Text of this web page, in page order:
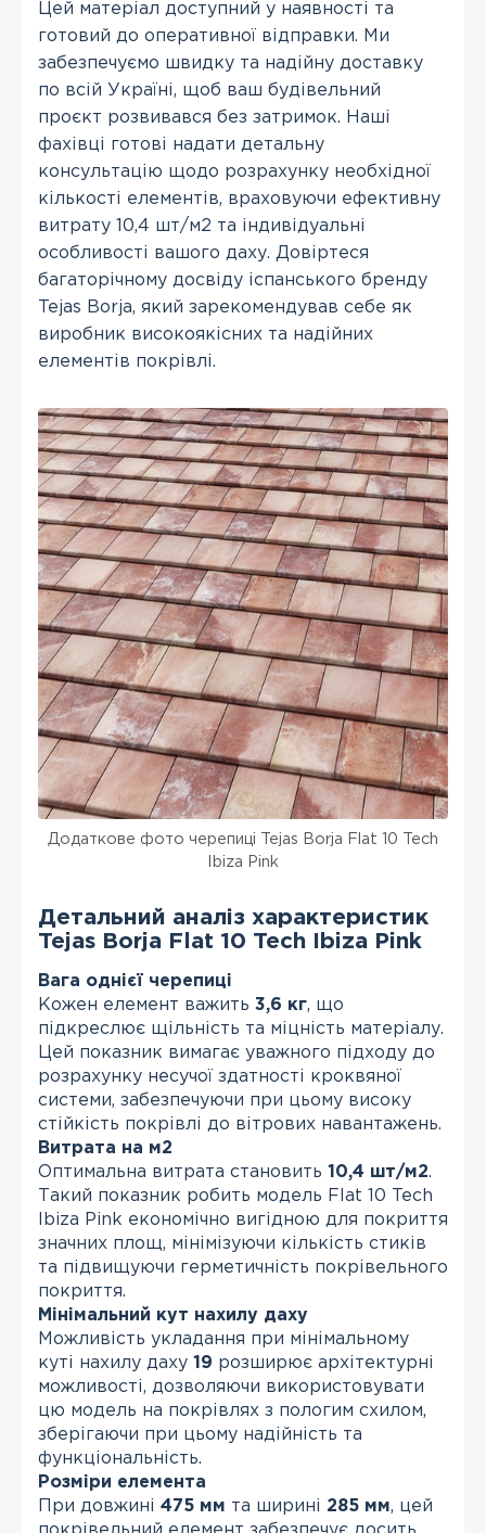
Цей матеріал доступний у наявності та
готовий до оперативної відправки. Ми
забезпечуємо швидку та надійну доставку
по всій Україні, щоб ваш будівельний
проєкт розвивався без затримок. Наші
фахівці готові надати детальну
консультацію щодо розрахунку необхідної
кількості елементів, враховуючи ефективну
витрату 10,4 шт/м2 та індивідуальні
особливості вашого даху. Довіртеся
багаторічному досвіду іспанського бренду
Tejas Borja, який зарекомендував себе як
виробник високоякісних та надійних
елементів покрівлі.
Додаткове фото черепиці Tejas Borja Flat 10 Tech
Ibiza Pink
Детальний аналіз характеристик
Tejas Borja Flat 10 Tech Ibiza Pink
Вага однієї черепиці
Кожен елемент важить 3,6 кг, що
підкреслює щільність та міцність матеріалу.
Цей показник вимагає уважного підходу до
розрахунку несучої здатності кроквяної
системи, забезпечуючи при цьому високу
стійкість покрівлі до вітрових навантажень.
Витрата на м2
Оптимальна витрата становить 10,4 шт/м2.
Такий показник робить модель Flat 10 Tech
Ibiza Pink економічно вигідною для покриття
значних площ, мінімізуючи кількість стиків
та підвищуючи герметичність покрівельного
покриття.
Мінімальний кут нахилу даху
Можливість укладання при мінімальному
куті нахилу даху 19 розширює архітектурні
можливості, дозволяючи використовувати
цю модель на покрівлях з пологим схилом,
зберігаючи при цьому надійність та
функціональність.
Розміри елемента
При довжині 475 мм та ширині 285 мм, цей